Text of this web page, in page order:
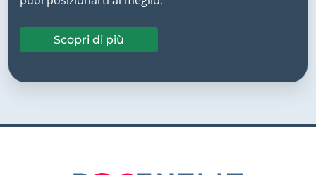
Scopri di più